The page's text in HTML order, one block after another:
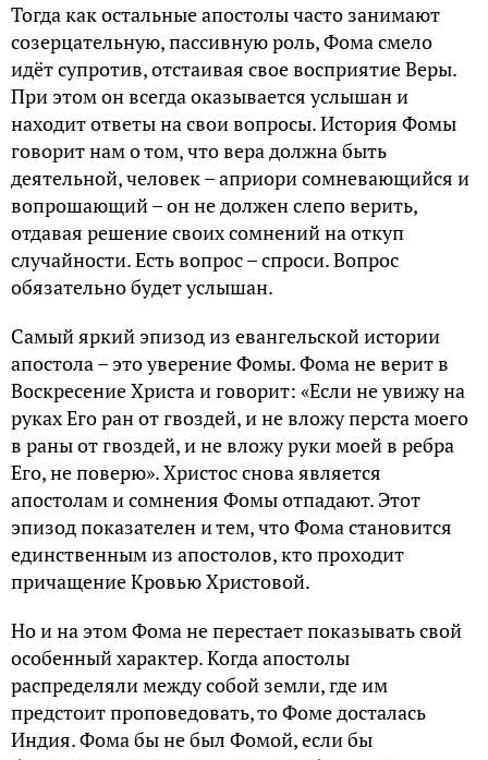
Тогда как остальные апостолы часто занимают
созерцательную, пассивную роль, Фома смело
идёт супротив, отстаивая свое восприятие Веры.
При этом он всегда оказывается услышан и
находит ответы на свои вопросы. История Фомы
говорит нам о том, что вера должна быть
деятельной, человек – априори сомневающийся и
вопрошающий – он не должен слепо верить,
отдавая решение своих сомнений на откуп
случайности. Есть вопрос – спроси. Вопрос
обязательно будет услышан.
Самый яркий эпизод из евангельской истории
апостола – это уверение Фомы. Фома не верит в
Воскресение Христа и говорит: «Если не увижу на
руках Его ран от гвоздей, и не вложу перста моего
в раны от гвоздей, и не вложу руки моей в ребра
Его, не поверю». Христос снова является
апостолам и сомнения Фомы отпадают. Этот
эпизод показателен и тем, что Фома становится
единственным из апостолов, кто проходит
причащение Кровью Христовой.
Но и на этом Фома не перестает показывать свой
особенный характер. Когда апостолы
распределяли между собой земли, где им
предстоит проповедовать, то Фоме досталась
Индия. Фома бы не был Фомой, если бы